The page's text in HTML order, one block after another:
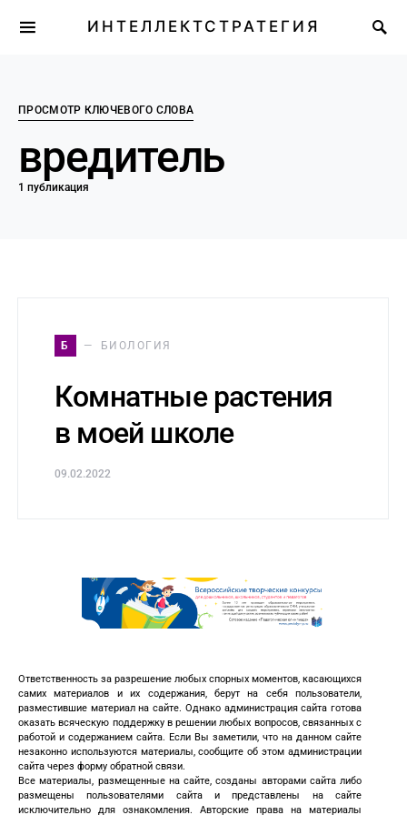
ИНТЕЛЛЕКТСТРАТЕГИЯ
ПРОСМОТР КЛЮЧЕВОГО СЛОВА
вредитель
1 публикация
Б БИОЛОГИЯ
Комнатные растения
в моей школе
09.02.2022
Ответственность за разрешение любых спорных моментов, касающихся
самих материалов и их содержания, берут на себя пользователи,
разместившие материал на сайте. Однако администрация сайта готова
оказать всяческую поддержку в решении любых вопросов, связанных с
работой и содержанием сайта. Если Вы заметили, что на данном сайте
незаконно используются материалы, сообщите об этом администрации
сайта через форму обратной связи.
Все материалы, размещенные на сайте, созданы авторами сайта либо
размещены пользователями сайта и представлены на сайте
исключительно для ознакомления. Авторские права на материалы